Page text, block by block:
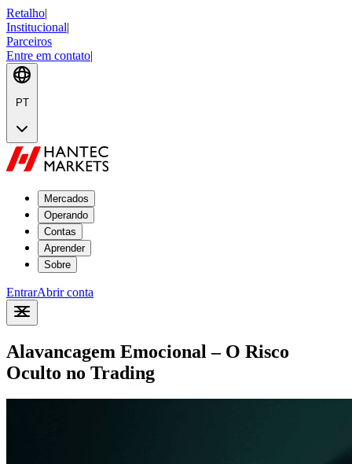
Retalho|
Institucional|
Parceiros
Entre em contato|
PT
Mercados
Operando
Contas
Aprender
Sobre
EntrarAbrir conta
Alavancagem Emocional – O Risco
Oculto no Trading